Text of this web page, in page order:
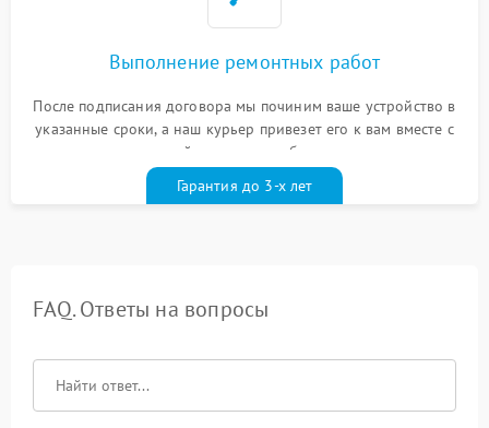
Выполнение ремонтных работ
После подписания договора мы починим ваше устройство в
указанные сроки, а наш курьер привезет его к вам вместе с
гарантийным талоном бесплатно
Гарантия до 3-х лет
FAQ. Ответы на вопросы